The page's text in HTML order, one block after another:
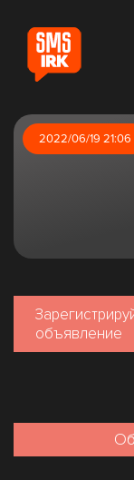
2022/06/19 21:06
объявление